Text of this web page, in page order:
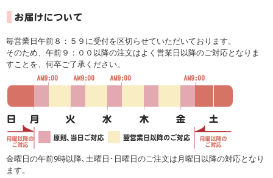
毎営業日午前８：５９に受付を区切らせていただいております。
そのため、午前９：００以降の注文はよく営業日以降のご対応となりま
すことを、何卒ご了承ください。
金曜日の午前9時以降､土曜日･日曜日のご注文は月曜日以降の対応となり
ます。